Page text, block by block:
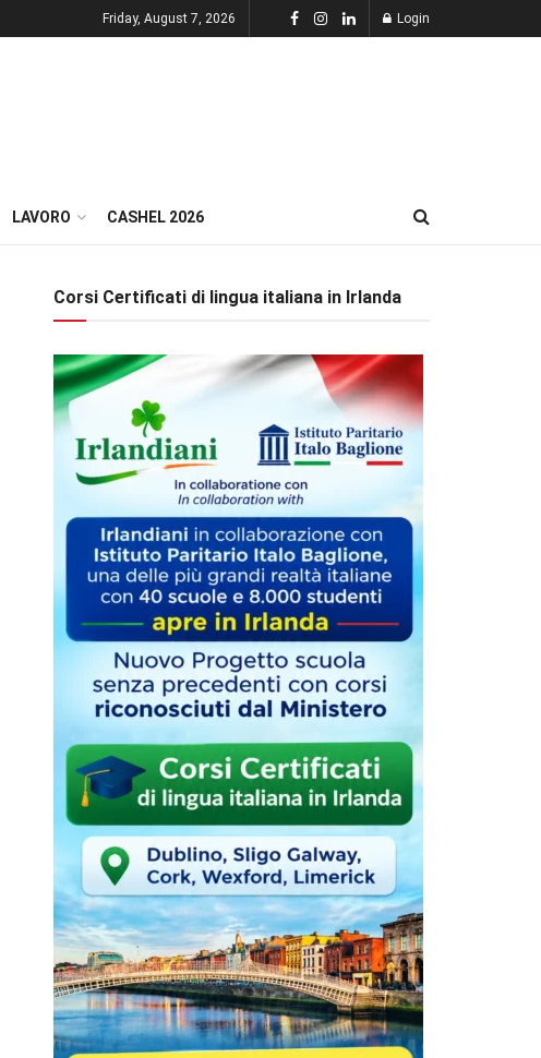
Friday, August 7, 2026 Login
LAVORO CASHEL 2026
Corsi Certificati di lingua italiana in Irlanda